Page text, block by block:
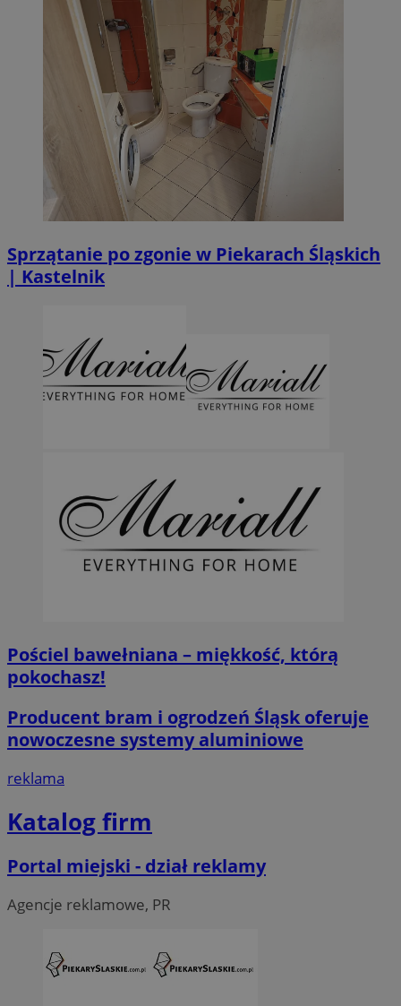
Sprzątanie po zgonie w Piekarach Śląskich
| Kastelnik
Pościel bawełniana – miękkość, którą
pokochasz!
Producent bram i ogrodzeń Śląsk oferuje
nowoczesne systemy aluminiowe
reklama
Katalog firm
Portal miejski - dział reklamy
Agencje reklamowe, PR